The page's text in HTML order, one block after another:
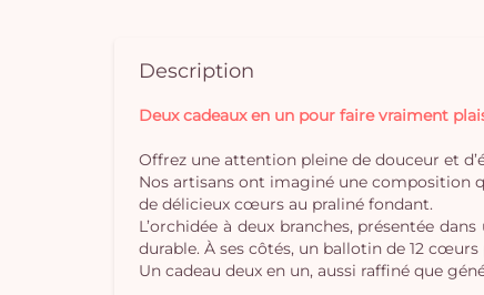
Description
Deux cadeaux en un pour faire vraiment
Offrez une attention pleine de douceur et
Nos artisans ont imaginé une composition
de délicieux cœurs au praliné fondant.
L’orchidée à deux branches, présentée
durable. À ses côtés, un ballotin de 12
Un cadeau deux en un, aussi raffiné que